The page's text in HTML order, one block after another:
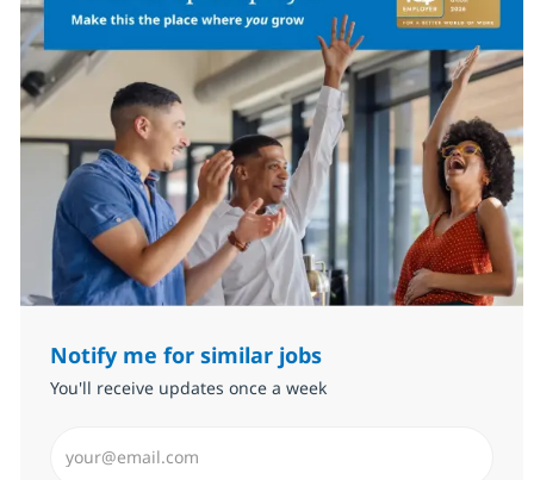
Notify me for similar jobs
You'll receive updates once a week